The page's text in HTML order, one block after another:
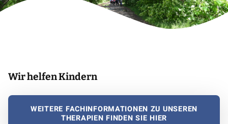
Wirhelfen Kindern
WEITERE FACHINFORMATIONEN ZU UNSEREN
THERAPIEN FINDEN SIE HIER